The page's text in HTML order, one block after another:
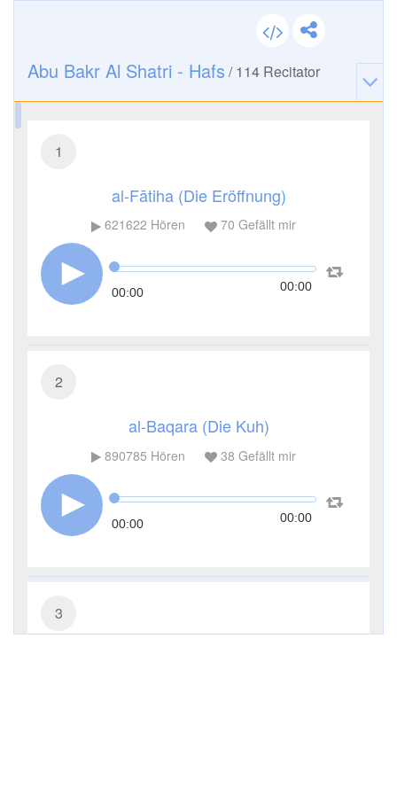
Abu Bakr Al Shatri - Hafs /114 Recitator
1
al-Fātiha (Die Eröffnung)
621622 Hören 70 Gefällt mir
00:00 00:00
2
al-Baqara (Die Kuh)
890785 Hören 38 Gefällt mir
00:00 00:00
3